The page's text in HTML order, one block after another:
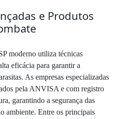
e Produtos
moderno utiliza técnicas
eficácia para garantir a
As empresas especializadas
pela ANVISA e com registro
garantindo a segurança das
ambiente. Entre os principais